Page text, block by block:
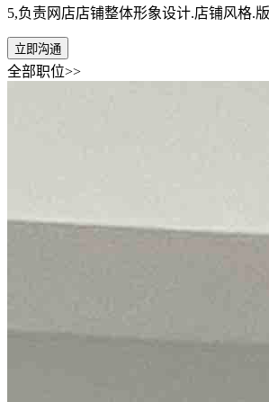
5,负责网店店铺整体形象设计.店铺风格.
立即沟通
全部职位>>